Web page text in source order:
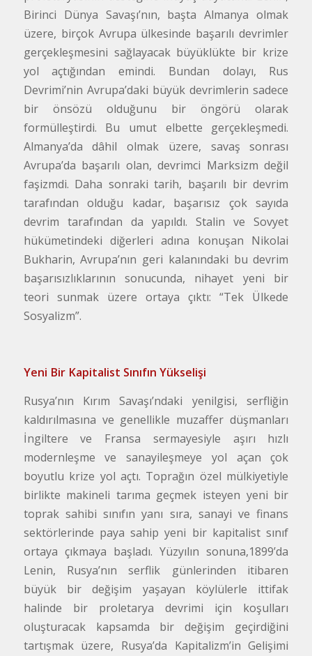
Birinci Dünya Savaşı’nın, başta Almanya olmak
üzere, birçok Avrupa ülkesinde başarılı devrimler
gerçekleşmesini sağlayacak büyüklükte bir krize
yol açtığından emindi. Bundan dolayı, Rus
Devrimi’nin Avrupa’daki büyük devrimlerin sadece
bir önsözü olduğunu bir öngörü olarak
formülleştirdi. Bu umut elbette gerçekleşmedi.
Almanya’da dâhil olmak üzere, savaş sonrası
Avrupa’da başarılı olan, devrimci Marksizm değil
faşizmdi. Daha sonraki tarih, başarılı bir devrim
tarafından olduğu kadar, başarısız çok sayıda
devrim tarafından da yapıldı. Stalin ve Sovyet
hükümetindeki diğerleri adına konuşan Nikolai
Bukharin, Avrupa’nın geri kalanındaki bu devrim
başarısızlıklarının sonucunda, nihayet yeni bir
teori sunmak üzere ortaya çıktı: “Tek Ülkede
Sosyalizm”.
Yeni Bir Kapitalist Sınıfın Yükselişi
Rusya’nın Kırım Savaşı’ndaki yenilgisi, serfliğin
kaldırılmasına ve genellikle muzaffer düşmanları
İngiltere ve Fransa sermayesiyle aşırı hızlı
modernleşme ve sanayileşmeye yol açan çok
boyutlu krize yol açtı. Toprağın özel mülkiyetiyle
birlikte makineli tarıma geçmek isteyen yeni bir
toprak sahibi sınıfın yanı sıra, sanayi ve finans
sektörlerinde paya sahip yeni bir kapitalist sınıf
ortaya çıkmaya başladı. Yüzyılın sonuna,1899’da
Lenin, Rusya’nın serflik günlerinden itibaren
büyük bir değişim yaşayan köylülerle ittifak
halinde bir proletarya devrimi için koşulları
oluşturacak kapsamda bir değişim geçirdiğini
tartışmak üzere, Rusya’da Kapitalizm’in Gelişimi